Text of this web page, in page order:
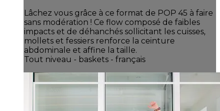
Lâchez vous grâce à ce format de POP 45 à faire
sans modération ! Ce flow composé de faibles
impacts et de déhanchés sollicitant les cuisses,
mollets et fessiers renforce la ceinture
abdominale et affine la taille.
Tout niveau - baskets - français